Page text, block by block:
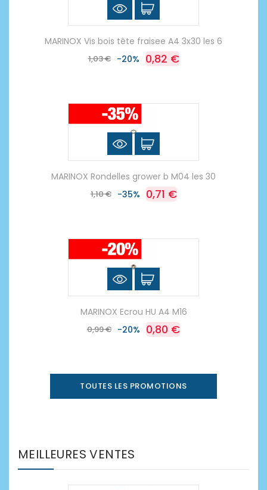
MARINOX Vis bois tête fraisee A4 3x30 les 6
1,03 € -20% 0,82 €
MARINOX Rondelles grower b M04 les 30
1,10 € -35% 0,71 €
MARINOX Ecrou HU A4 M16
0,99 € -20% 0,80 €
TOUTES LES PROMOTIONS
MEILLEURES VENTES